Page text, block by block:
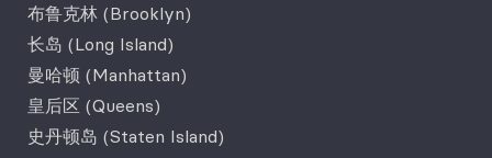
布鲁克林 (Brooklyn)
长岛 (Long Island)
曼哈顿 (Manhattan)
皇后区 (Queens)
史丹顿岛 (Staten Island)